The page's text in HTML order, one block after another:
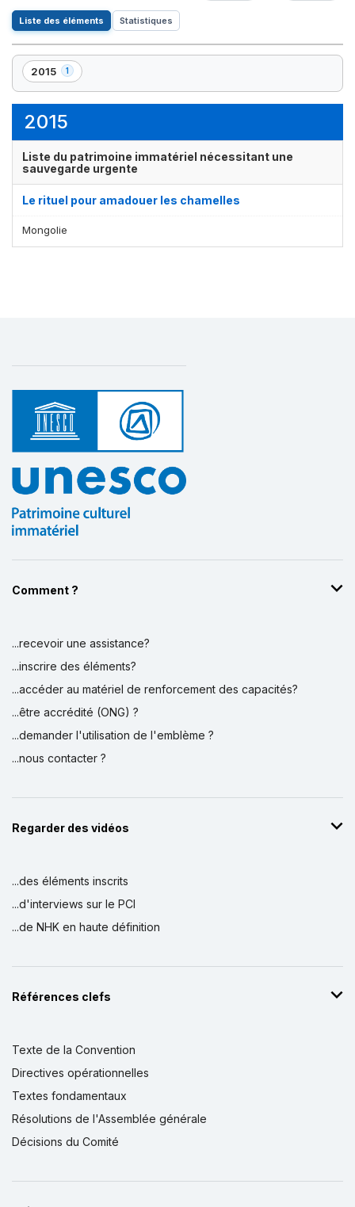
Liste des éléments Statistiques
2015 1
,
1
2015
Liste du patrimoine immatériel nécessitant une
sauvegarde urgente
Le rituel pour amadouer les chamelles
Mongolie
Comment ?
...recevoir une assistance?
...inscrire des éléments?
...accéder au matériel de renforcement des capacités?
...être accrédité (ONG) ?
...demander l'utilisation de l'emblème ?
...nous contacter ?
Regarder des vidéos
...des éléments inscrits
...d'interviews sur le PCI
...de NHK en haute définition
Références clefs
Texte de la Convention
Directives opérationnelles
Textes fondamentaux
Résolutions de l'Assemblée générale
Décisions du Comité